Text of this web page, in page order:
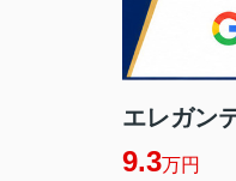
エレガン
9.3万円